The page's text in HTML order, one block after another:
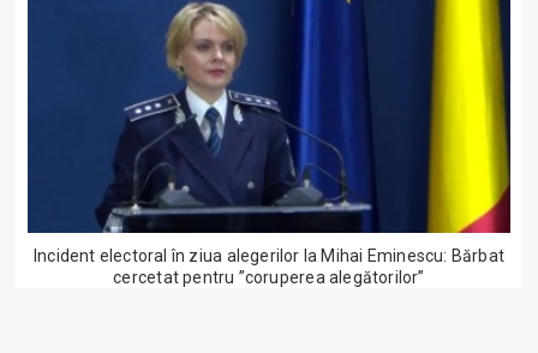
Incident electoral în ziua alegerilor la Mihai Eminescu: Bărbat
cercetat pentru ”coruperea alegătorilor”